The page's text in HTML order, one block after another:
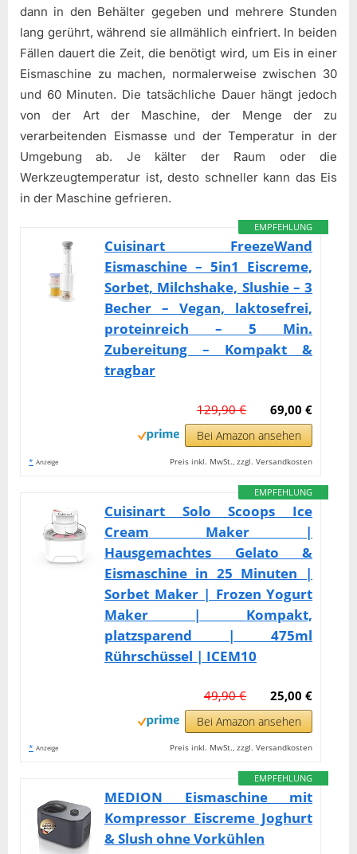
dann in den Behälter gegeben und mehrere Stunden
lang gerührt, während sie allmählich einfriert. In beiden
Fällen dauert die Zeit, die benötigt wird, um Eis in einer
Eismaschine zu machen, normalerweise zwischen 30
und 60 Minuten. Die tatsächliche Dauer hängt jedoch
von der Art der Maschine, der Menge der zu
verarbeitenden Eismasse und der Temperatur in der
Umgebung ab. Je kälter der Raum oder die
Werkzeugtemperatur ist, desto schneller kann das Eis
in der Maschine gefrieren.
EMPFEHLUNG
Cuisinart FreezeWand
Eismaschine – 5in1 Eiscreme,
Sorbet, Milchshake, Slushie – 3
Becher – Vegan, laktosefrei,
proteinreich – 5 Min.
Zubereitung – Kompakt &
tragbar
69,00 €
129,90 €
Bei Amazon ansehen
* Anzeige Preis inkl. MwSt., zzgl. Versandkosten
EMPFEHLUNG
Cuisinart Solo Scoops Ice
Cream Maker |
Hausgemachtes Gelato &
Eismaschine in 25 Minuten |
Sorbet Maker | Frozen Yogurt
Maker | Kompakt,
platzsparend | 475ml
Rührschüssel | ICEM10
25,00 €
49,90 €
Bei Amazon ansehen
* Anzeige Preis inkl. MwSt., zzgl. Versandkosten
EMPFEHLUNG
MEDION Eismaschine mit
Kompressor Eiscreme Joghurt
& Slush ohne Vorkühlen